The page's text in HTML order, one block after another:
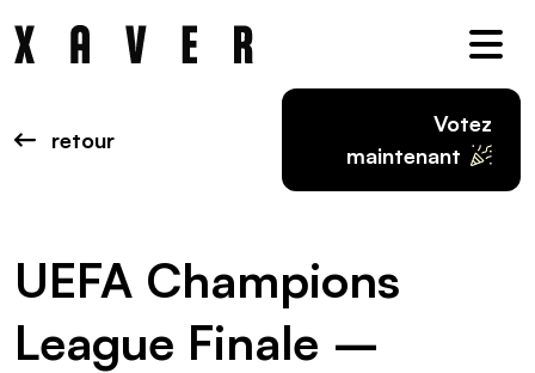
retour
Votez
maintenant
UEFA Champions
League Finale –